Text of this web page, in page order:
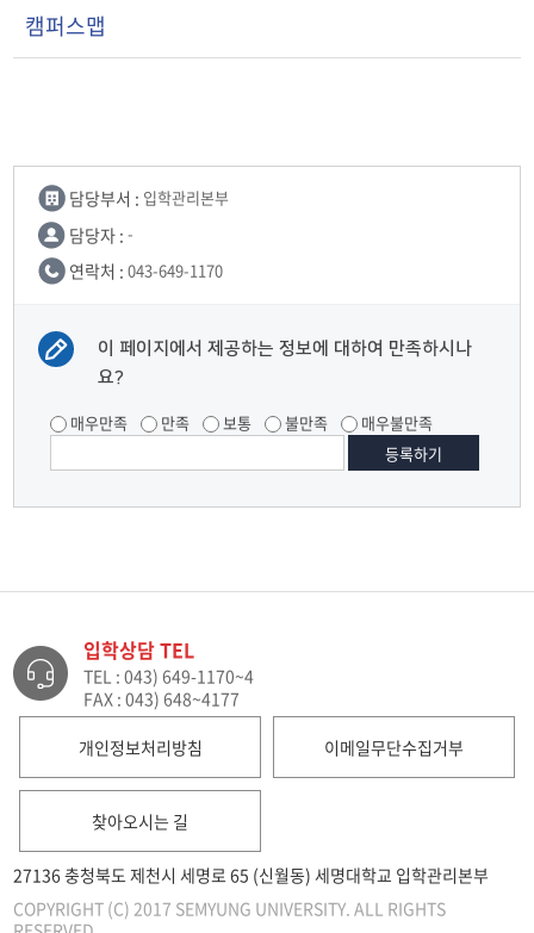
캠퍼스맵
담당부서 : 입학관리본부
담당자 : -
연락처 : 043-649-1170
이 페이지에서 제공하는 정보에 대하여 만족하시나
요?
매우만족 만족 보통 불만족 매우불만족
입학상담 TEL
TEL : 043) 649-1170~4
FAX : 043) 648~4177
개인정보처리방침 이메일무단수집거부
찾아오시는 길
27136 충청북도 제천시 세명로 65 (신월동) 세명대학교 입학관리본부
COPYRIGHT (C) 2017 SEMYUNG UNIVERSITY. ALL RIGHTS